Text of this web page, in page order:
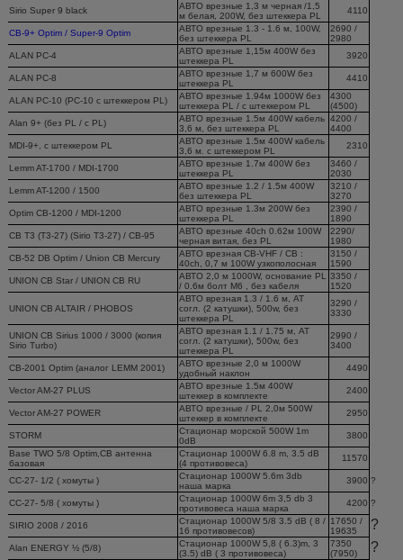
Sirio Super 9 black
АВТО врезные 1,3 м черная /1,5
м белая, 200W, без штеккера PL
4110
CB-9+ Optim / Super-9 Optim
АВТО врезные 1.3 - 1.6 м, 100W,
без штеккера PL
2690 /
2980
ALAN PC-4
АВТО врезные 1,15м 400W без
штеккера PL
3920
ALAN PC-8
АВТО врезные 1,7 м 600W без
штеккера PL
4410
ALAN PC-10 (PC-10 с штеккером PL)
АВТО врезные 1.94м 1000W без
штеккера PL / с штеккером PL
4300
(4500)
Alan 9+ (без PL / c PL)
АВТО врезные 1.5м 400W кабель
3,6 м, без штеккера PL
4200 /
4400
MDI-9+, с штеккером PL
АВТО врезные 1.5м 400W кабель
3,6 м. c штеккером PL
2310
Lemm AT-1700 / MDI-1700
АВТО врезные 1.7м 400W без
штеккера PL
3460 /
2030
Lemm AT-1200 / 1500
АВТО врезные 1.2 / 1.5м 400W
без штеккера PL
3210 /
3270
Optim CB-1200 / MDI-1200
АВТО врезные 1.3м 200W без
штеккера PL
2390 /
1890
CB T3 (T3-27) (Sirio T3-27) / CB-95
АВТО врезные 40ch 0.62м 100W
черная витая, без PL
2290/
1980
CB-52 DB Optim / Union CB Mercury
АВТО врезная CB-VHF / CB :
40ch, 0,7 м 100W узкополосная
3150 /
1590
UNION CB Star / UNION CB RU
АВТО 2,0 м 1000W, основание PL
/ 0.6м болт М6 , без кабеля
3350 /
1520
UNION CB ALTAIR / PHOBOS
АВТО врезная 1.3 / 1.6 м, АТ
согл. (2 катушки), 500w, без
штеккера PL
3290 /
3330
UNION CB Sirius 1000 / 3000 (копия
Sirio Turbo)
АВТО врезная 1.1 / 1.75 м, АТ
согл. (2 катушки), 500w, без
штеккера PL
2990 /
3400
CB-2001 Optim (аналог LEMM 2001)
АВТО врезные 2,0 м 1000W
удобный наклон
4490
Vector AM-27 PLUS
АВТО врезные 1.5м 400W
штеккер в комплекте
2400
Vector AM-27 POWER
АВТО врезные / PL 2,0м 500W
штеккер в комплекте
2950
STORM
Стационар морской 500W 1m
0dB
3800
Base TWO 5/8 Optim,СВ антенна
базовая
Стационар 1000W 6.8 m, 3.5 dB
(4 противовеса)
11570
CC-27- 1/2 ( хомуты )
Стационар 1000W 5.6m 3db
наша марка
3900 ?
CC-27- 5/8 ( хомуты )
Стационар 1000W 6m 3,5 db 3
противовеса наша марка
4200 ?
SIRIO 2008 / 2016
Стационар 1000W 5/8 3.5 dB ( 8 /
16 противовесов)
17650 /
19635
?
Alan ENERGY ½ (5/8)
Стационар 1000W 5,8 ( 6.3)m, 3
(3.5) dB ( 3 противовеса)
7350
(7950)
?